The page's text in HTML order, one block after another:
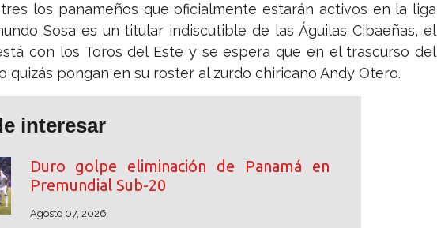
los panameños que oficialmente estarán activos en la liga
Sosa es un titular indiscutible de las Águilas Cibaeñas, el
con los Toros del Este y se espera que en el trascurso del
quizás pongan en su roster al zurdo chiricano Andy Otero.
interesar
Duro golpe eliminación de Panamá en
Premundial Sub-20
Agosto 07, 2026